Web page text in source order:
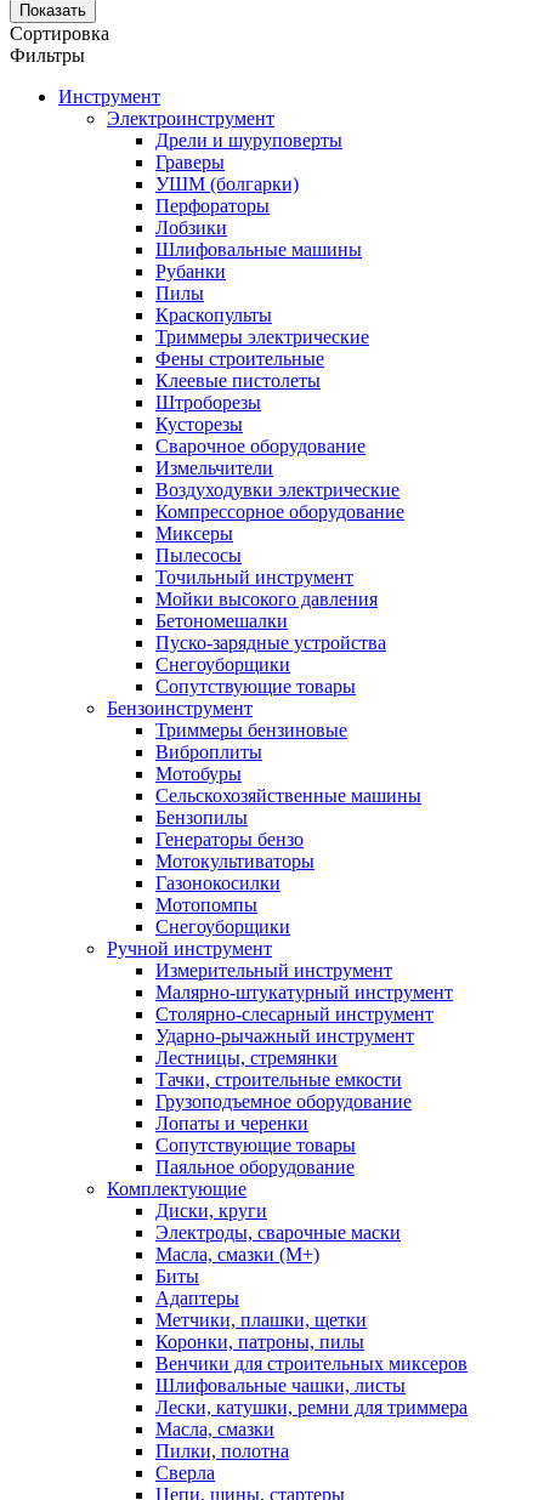
Сортировка
Фильтры
Инструмент
Электроинструмент
Дрели и шуруповерты
Граверы
УШМ (болгарки)
Перфораторы
Лобзики
Шлифовальные машины
Рубанки
Пилы
Краскопульты
Триммеры электрические
Фены строительные
Клеевые пистолеты
Штроборезы
Кусторезы
Сварочное оборудование
Измельчители
Воздуходувки электрические
Компрессорное оборудование
Миксеры
Пылесосы
Точильный инструмент
Мойки высокого давления
Бетономешалки
Пуско-зарядные устройства
Снегоуборщики
Сопутствующие товары
Бензоинструмент
Триммеры бензиновые
Виброплиты
Мотобуры
Сельскохозяйственные машины
Бензопилы
Генераторы бензо
Мотокультиваторы
Газонокосилки
Мотопомпы
Снегоуборщики
Ручной инструмент
Измерительный инструмент
Малярно-штукатурный инструмент
Столярно-слесарный инструмент
Ударно-рычажный инструмент
Лестницы, стремянки
Тачки, строительные емкости
Грузоподъемное оборудование
Лопаты и черенки
Сопутствующие товары
Паяльное оборудование
Комплектующие
Диски, круги
Электроды, сварочные маски
Масла, смазки (М+)
Биты
Адаптеры
Метчики, плашки, щетки
Коронки, патроны, пилы
Венчики для строительных миксеров
Шлифовальные чашки, листы
Лески, катушки, ремни для триммера
Масла, смазки
Пилки, полотна
Сверла
Цепи, шины, стартеры